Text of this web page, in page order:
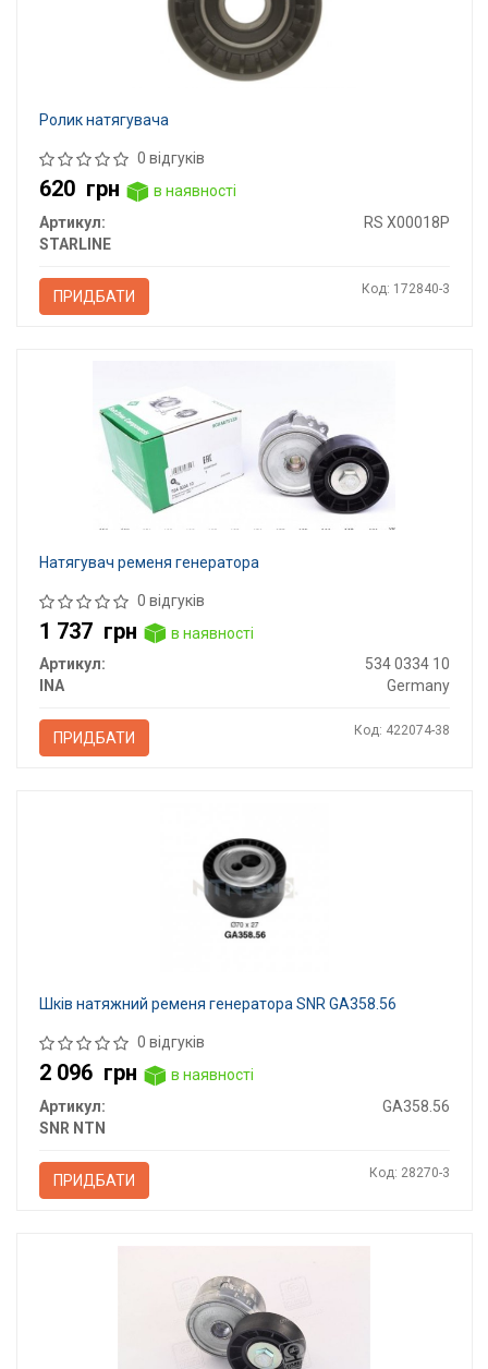
Ролик натягувача
0 відгуків
620 грн
в наявності
Артикул:
RS X00018P
STARLINE
ПРИДБАТИ Код: 172840-3
Натягувач ременя генератора
0 відгуків
1 737 грн
в наявності
Артикул:
534 0334 10
INA
Germany
ПРИДБАТИ Код: 422074-38
Шків натяжний ременя генератора SNR GA358.56
0 відгуків
2 096 грн
в наявності
Артикул:
GA358.56
SNR NTN
ПРИДБАТИ Код: 28270-3